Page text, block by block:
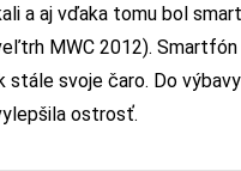
a aj vďaka tomu bol
MWC 2012).
stále svoje čaro. Do
ostrosť.